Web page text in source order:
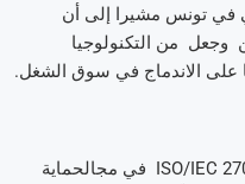
في تونس مشيرا إلى أن
وجعل من التكنولوجيا
على الاندماج في سوق الشغل.
ISO/IEC في مجالحماية